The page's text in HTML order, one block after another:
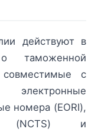
действуют в
таможенной
совместимые с
номера (EORI),
(NCTS) и